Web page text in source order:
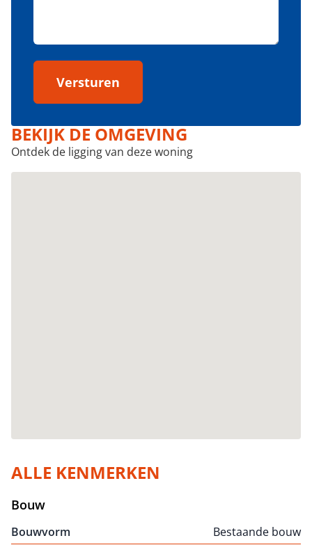
Versturen
BEKIJK DE OMGEVING
Ontdek de ligging van deze woning
ALLE KENMERKEN
Bouw
Bouwvorm
Bestaande bouw